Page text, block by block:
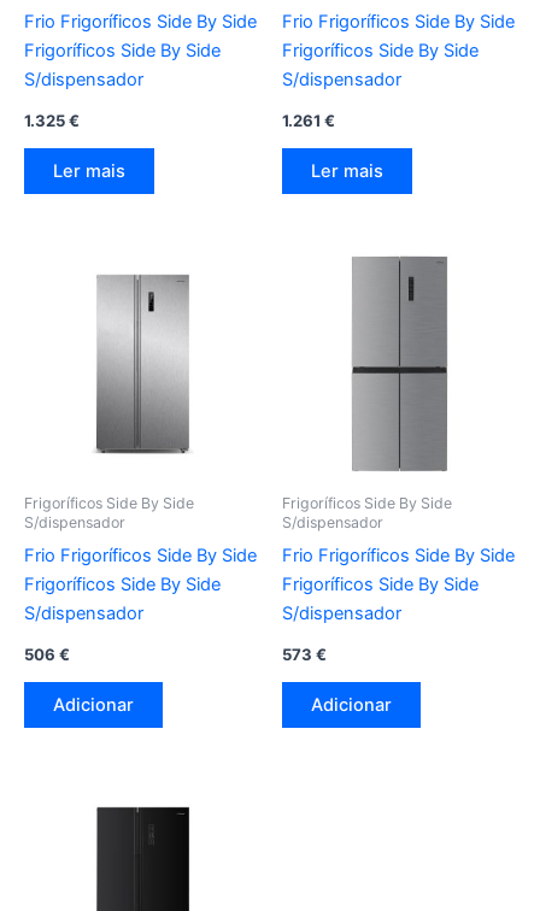
Frio Frigoríficos Side By Side
Frigoríficos Side By Side
S/dispensador
1.325€
Ler mais
Frio Frigoríficos Side By Side
Frigoríficos Side By Side
S/dispensador
1.261 €
Ler mais
Frigoríficos Side By Side
S/dispensador
Frio Frigoríficos Side By Side
Frigoríficos Side By Side
S/dispensador
506 €
Adicionar
Frigoríficos Side By Side
S/dispensador
Frio Frigoríficos Side By Side
Frigoríficos Side By Side
S/dispensador
573 €
Adicionar